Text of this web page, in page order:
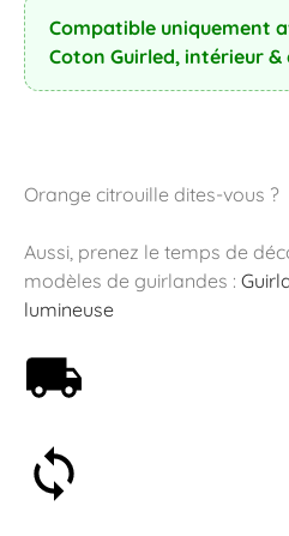
Compatible uniquement
Coton Guirled, intérieur
Orange citrouille dites-vous ?
Aussi, prenez le temps de
modèles de guirlandes :
lumineuse